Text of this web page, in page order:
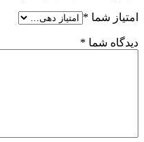
امتیاز شما *
دیدگاه شما *